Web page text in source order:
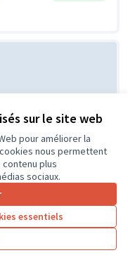
sur le site web
pour améliorer la
nous permettent
plus
sociaux.
essentiels
Soumis au
vote